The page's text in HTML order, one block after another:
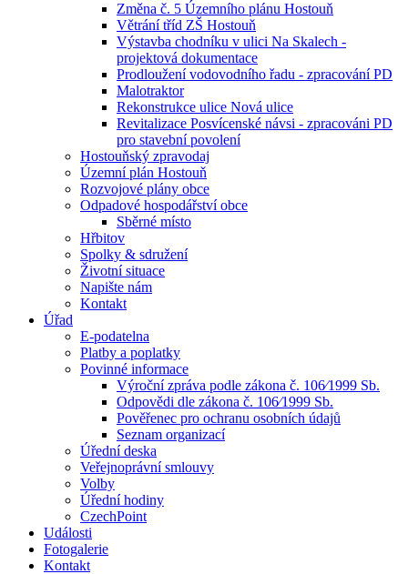
Změna č. 5 Územního plánu Hostouň
Větrání tříd ZŠ Hostouň
Výstavba chodníku v ulici Na Skalech -
projektová dokumentace
Prodloužení vodovodního řadu - zpracování PD
Malotraktor
Rekonstrukce ulice Nová ulice
Revitalizace Posvícenské návsi - zpracováni PD
pro stavební povolení
Hostouňský zpravodaj
Územní plán Hostouň
Rozvojové plány obce
Odpadové hospodářství obce
Sběrné místo
Hřbitov
Spolky & sdružení
Životní situace
Napište nám
Kontakt
Úřad
E-podatelna
Platby a poplatky
Povinné informace
Výroční zpráva podle zákona č. 106⁄1999 Sb.
Odpovědi dle zákona č. 106⁄1999 Sb.
Pověřenec pro ochranu osobních údajů
Seznam organizací
Úřední deska
Veřejnoprávní smlouvy
Volby
Úřední hodiny
CzechPoint
Události
Fotogalerie
Kontakt